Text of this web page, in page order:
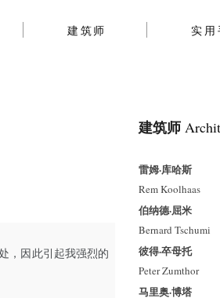
建筑师 实用
，因此引起我强烈的
建筑师
雷姆·库哈斯
Rem Koolhaas
伯纳德·屈米
Bernard Tschumi
彼得·卒母托
Peter Zumthor
马里奥·博塔